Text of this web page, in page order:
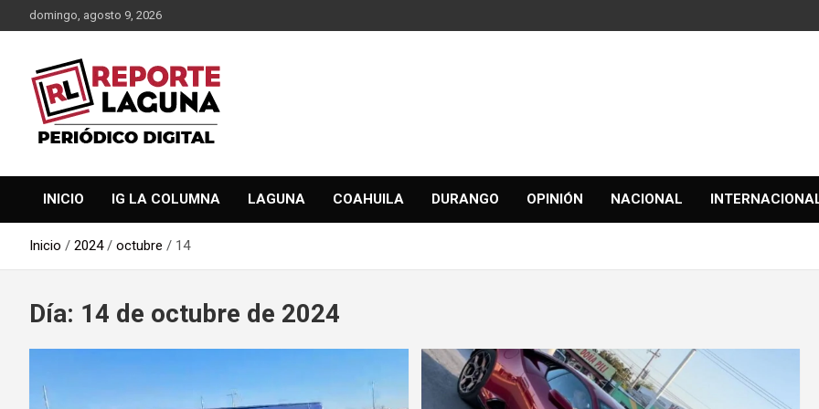
al
domingo, agosto 9, 2026
Reporte Laguna
INICIO IG LA COLUMNA LAGUNA COAHUILA DURANGO OPINIÓN NACIONAL
Inicio 2024 octubre 14
Día: 14 de octubre de 2024